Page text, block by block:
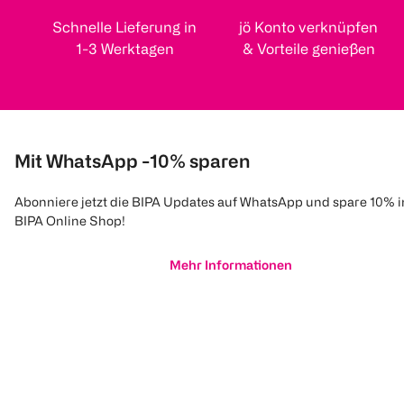
Schnelle Lieferung in
1-3 Werktagen
jö Konto verknüpfen
& Vorteile genießen
Mit WhatsApp -10% sparen
Abonniere jetzt die BIPA Updates auf WhatsApp und spare 10%
BIPA Online Shop!
Mehr Informationen